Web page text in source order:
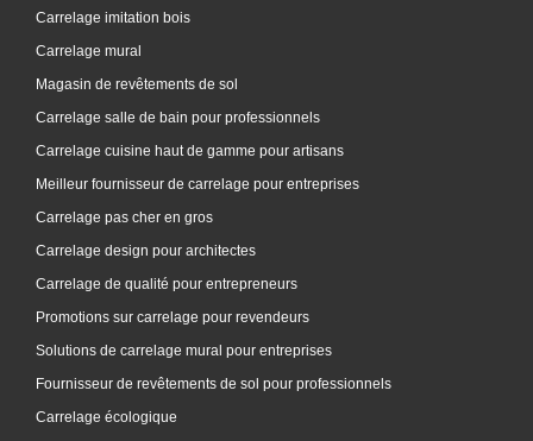
Carrelage imitation bois
Carrelage mural
Magasin de revêtements de sol
Carrelage salle de bain pour professionnels
Carrelage cuisine haut de gamme pour artisans
Meilleur fournisseur de carrelage pour entreprises
Carrelage pas cher en gros
Carrelage design pour architectes
Carrelage de qualité pour entrepreneurs
Promotions sur carrelage pour revendeurs
Solutions de carrelage mural pour entreprises
Fournisseur de revêtements de sol pour professionnels
Carrelage écologique